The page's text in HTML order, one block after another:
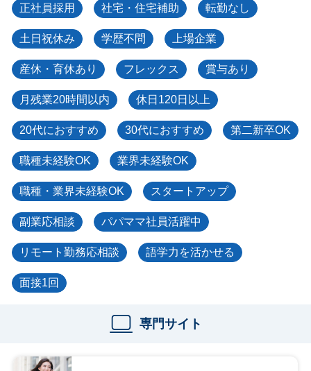
正社員採用 社宅・住宅補助 転勤なし
土日祝休み 学歴不問 上場企業
産休・育休あり フレックス 賞与あり
月残業20時間以内 休日120日以上
20代におすすめ 30代におすすめ 第二新卒OK
職種未経験OK 業界未経験OK
職種・業界未経験OK スタートアップ
副業応相談 パパママ社員活躍中
リモート勤務応相談 語学力を活かせる
面接1回
専門サイト